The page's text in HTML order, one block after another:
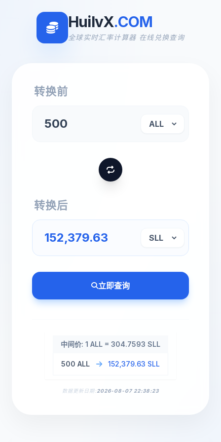
HuilvX.COM
全球实时汇率计算器 在线兑换查询
转换前
转换后
立即查询
中间价: 1 ALL = 304.7593 SLL
500 ALL 152,379.63 SLL
数据更新日期:2026-08-07 22:38:23